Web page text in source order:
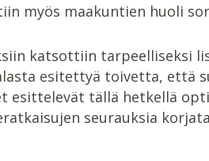
myös maakuntien huoli
katsottiin tarpeelliseksi
esitettyä toivetta, että
esittelevät tällä hetkellä
seurauksia